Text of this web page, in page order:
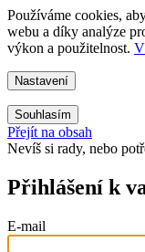
Používáme cookies,
webu a díky analýze
výkon a použitelnost.
Nastavení
Souhlasím
Přejít na obsah
Nevíš si rady, nebo
Přihlášení k
E-mail